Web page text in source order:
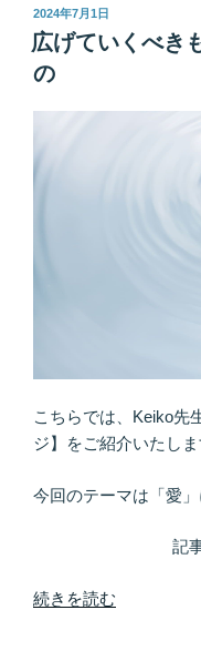
「対
の
も
の」”
の
エ
ネ
ル
ー
取
て」
を
意
し
の
投
稿
日:
2024年7月1日
広げていくべき
の
こちらでは、Keiko先
ジ】をご紹介いたしま
今回のテーマは「愛」
記
“広
続きを読む